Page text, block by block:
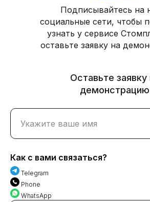
Подписывайтесь на
социальные сети, чтобы
узнать у сервисе
оставьте заявку на
Оставьте заявку
демонстрацию
Укажите ваше имя
Как с вами связаться?
Telegram
Phone
WhatsApp